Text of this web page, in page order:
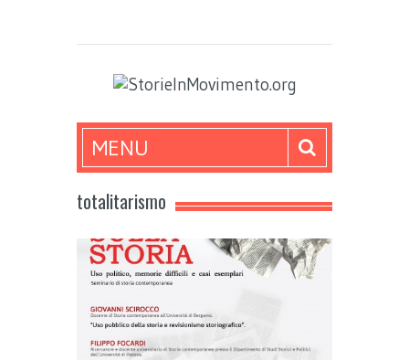
MENU
totalitarismo